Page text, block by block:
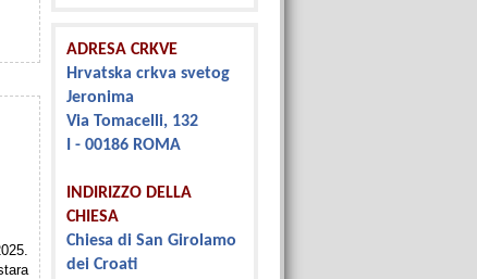
ADRESA CRKVE
Hrvatska crkva svetog
Jeronima
Via Tomacelli, 132
I - 00186 ROMA
INDIRIZZO DELLA
CHIESA
Chiesa di San Girolamo
dei Croati